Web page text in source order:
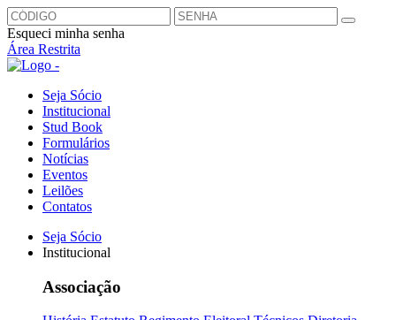
Esqueci minha senha
Área Restrita
Seja Sócio
Institucional
Stud Book
Formulários
Notícias
Eventos
Leilões
Contatos
Seja Sócio
Institucional
Associação